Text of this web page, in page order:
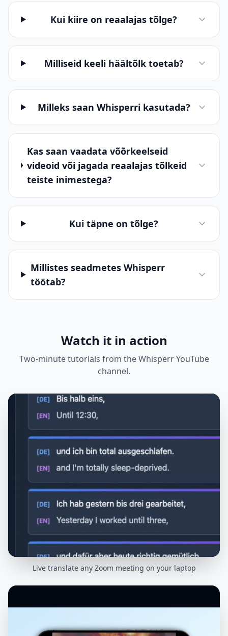
Kui kiire on reaalajas tõlge?
Milliseid keeli häältõlk toetab?
Milleks saan Whisperri kasutada?
Kas saan vaadata võõrkeelseid
videoid või jagada reaalajas tõlkeid
teiste inimestega?
Kui täpne on tõlge?
Millistes seadmetes Whisperr
töötab?
Watch it in action
Two-minute tutorials from the Whisperr YouTube
channel.
Live translate any Zoom meeting on your laptop